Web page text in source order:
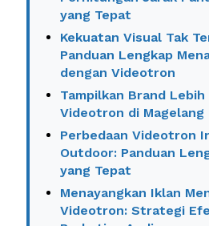
yang Tepat
Kekuatan Visual Tak
Panduan Lengkap
dengan Videotron
Tampilkan Brand
Videotron di Magelang
Perbedaan Videotron
Outdoor: Panduan
yang Tepat
Menayangkan Iklan
Videotron: Strategi